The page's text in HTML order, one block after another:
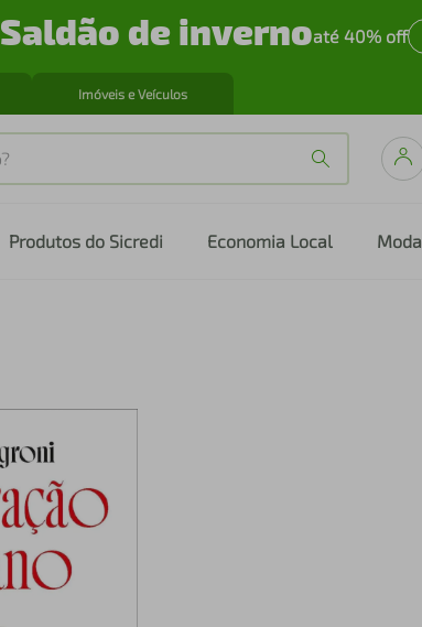
Saldão de invernoaté 40% off
Imóveis e Veículos
Produtos do Sicredi Economia Local Moda